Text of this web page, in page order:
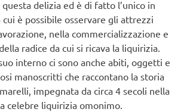
delizia ed è di fatto l’unico in
è possibile osservare gli attrezzi
nella commercializzazione e
radice da cui si ricava la liquirizia.
interno ci sono anche abiti, oggetti e
manoscritti che raccontano la storia
impegnata da circa 4 secoli nella
celebre liquirizia omonimo.